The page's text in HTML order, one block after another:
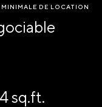
MINIMALE DE LOCATION
sq.ft.